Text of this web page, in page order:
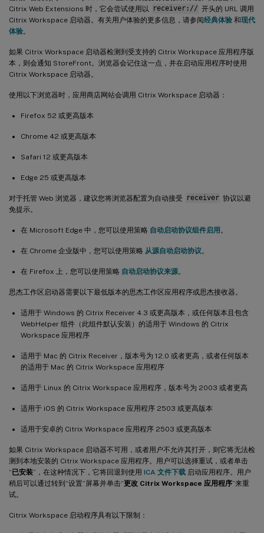
Citrix Web Extensions 时，它会尝试使用以
receiver:// 开头的 URL 调用
Citrix Workspace 启动器。有关用户体验的更多信息，请参阅经典体验 和现代
体验。
如果 Citrix Workspace 启动器检测到受支持的 Citrix Workspace 应用程序版
本，则会通知 StoreFront。浏览器会记住这一点，并在启动应用程序时使用
Citrix Workspace 启动器。
使用以下浏览器时，应用商店网站会调用 Citrix Workspace 启动器：
Firefox 52 或更高版本
Chrome 42 或更高版本
Safari 12 或更高版本
Edge 25 或更高版本
对于托管 Web 浏览器，建议您将浏览器配置为自动接受 receiver 协议以避
免提示。
在 Microsoft Edge 中，您可以使用策略 自动启动协议组件启用 。
在 Chrome 企业版中，您可以使用策略 从源自动启动协议 。
在 Firefox 上，您可以使用策略 自动启动协议来源。
思杰工作区启动器需要以下最低版本的思杰工作区应用程序或思杰接收器。
适用于 Windows 的 Citrix Receiver 4.3 或更高版本，或任何版本且包含
WebHelper 组件（此组件默认安装）的适用于 Windows 的 Citrix
Workspace 应用程序
适用于 Mac 的 Citrix Receiver，版本号为 12.0 或者更高，或者任何版本
的适用于 Mac 的 Citrix Workspace 应用程序
适用于 Linux 的 Citrix Workspace 应用程序，版本号为 2003 或者更高
适用于 iOS 的 Citrix Workspace 应用程序 2503 或更高版本
适用于安卓的 Citrix Workspace 应用程序 2503 或更高版本
如果 Citrix Workspace 启动器不可用，或者用户不允许其打开，则它将无法检
测到本地安装的 Citrix Workspace 应用程序。用户可以选择重试，或者单击
“已安装”，在这种情况下，它将回退到使用 ICA 文件下载 启动应用程序。用户
稍后可以通过转到“设置”屏幕并单击“更改 Citrix Workspace 应用程序”来重
试。
Citrix Workspace 启动程序具有以下限制：